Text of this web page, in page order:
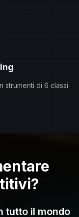
strumenti di 6 classi
tutto il mondo